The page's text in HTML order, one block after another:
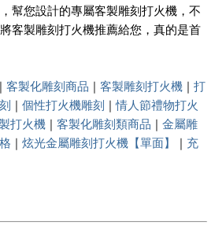
幫您設計的專屬客製雕刻打火機，不
客製雕刻打火機推薦給您，真的是首
| 客製化雕刻商品 | 客製雕刻打火機 | 打
| 個性打火機雕刻 |情人節禮物打火
打火機 | 客製化雕刻類商品 | 金屬雕
| 炫光金屬雕刻打火機【單面】 | 充